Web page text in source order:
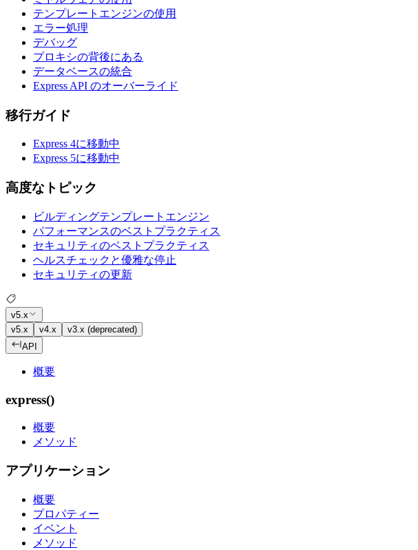
テンプレートエンジンの使用
エラー処理
デバッグ
プロキシの背後にある
データベースの統合
Express API のオーバーライド
移行ガイド
Express 4に移動中
Express 5に移動中
高度なトピック
ビルディングテンプレートエンジン
パフォーマンスのベストプラクティス
セキュリティのベストプラクティス
ヘルスチェックと優雅な停止
セキュリティの更新
v5.x
v5.x
v4.x
v3.x (deprecated)
API
概要
express()
概要
メソッド
アプリケーション
概要
プロパティー
イベント
メソッド